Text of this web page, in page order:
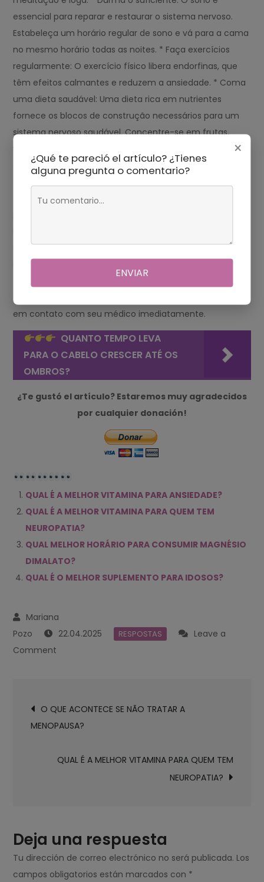
essencial para reparar e restaurar o sistema nervoso.
Estabeleça um horário regular de sono e vá para a cama
no mesmo horário todas as noites. * Faça exercícios
regularmente: O exercício físico libera endorfinas, que
têm efeitos calmantes e reduzem a ansiedade. * Coma
uma dieta saudável: Uma dieta rica em nutrientes
fornece os blocos de construção necessários para um
sistema nervoso saudável. Concentre-se em frutas,
cafeína e álcool: Essas substâncias podem estimular o
tome fortificantes para os nervos sem consultar
médicas. * Não use fortificantes para os nervos por
longos períodos sem orientação médica. * Se você sentir
fortificantes para os nervos, interrompa o uso e entre
em contato com seu médico imediatamente.
QUANTO TEMPO LEVA
PARA O CABELO CRESCER ATÉ OS
OMBROS?
¿Te gustó el artículo? Estaremos muy agradecidos
por cualquier donación!
QUAL É A MELHOR VITAMINA PARA ANSIEDADE?
QUAL É A MELHOR VITAMINA PARA QUEM TEM
NEUROPATIA?
QUAL MELHOR HORÁRIO PARA CONSUMIR MAGNÉSIO
DIMALATO?
QUAL É O MELHOR SUPLEMENTO PARA IDOSOS?
22.04.2025 RESPOSTAS
Leave a
Comment
FORTIFICANTE
PARA
NERVOS?
deO QUE ACONTECE SE NÃO TRATAR A
MENOPAUSA?
QUAL É A MELHOR VITAMINA PARA QUEM TEM
NEUROPATIA?
Deja una respuesta
Tu dirección de correo electrónico no será publicada. Los
campos obligatorios están marcados con *
×
¿Qué te pareció el artículo? ¿Tienes
alguna pregunta o comentario?
ENVIAR